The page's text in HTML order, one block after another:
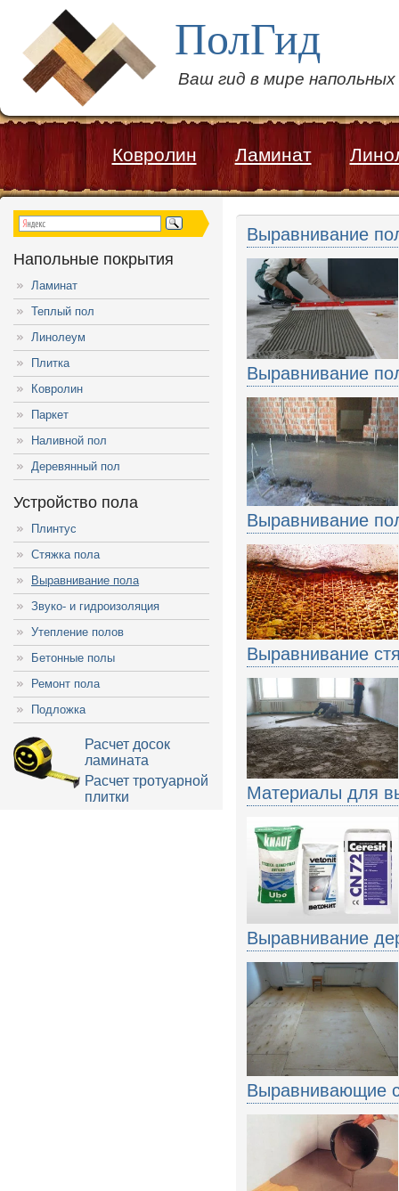
ПолГид
Ваш гид в мире
Ковролин Ламинат
Выравнивание
Выравнивание
Выравнивание
Выравнивание
Материалы для
Выравнивание
Выравнивающие
Напольные покрытия
Ламинат
Теплый пол
Линолеум
Плитка
Ковролин
Паркет
Наливной пол
Деревянный пол
Устройство пола
Плинтус
Стяжка пола
Выравнивание пола
Звуко- и гидроизоляция
Утепление полов
Бетонные полы
Ремонт пола
Подложка
Расчет досок
ламината
Расчет тротуарной
плитки